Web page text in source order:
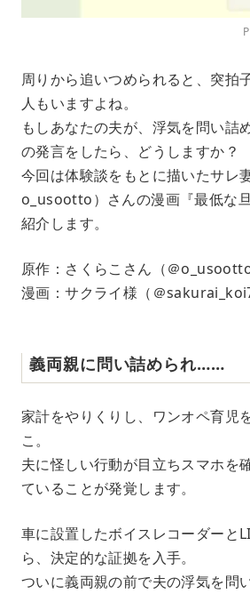
周りから追いつめられると、突拍
人もいますよね。
もしあなたの夫が、浮気を問い詰
の発言をしたら、どうしますか？
今回は体験談をもとに描いたサレ
o_usootto）さんの漫画『最低な
紹介します。
原作：さくらこさん（＠o_usootto
漫画：サクライ様（＠
義両親に問い詰められ……
家計をやりくりし、ワンオペ育児
こ。
夫に怪しい行動が目立ちスマホを
ていることが発覚します。
車に設置したボイスレコーダーと
ら、決定的な証拠を入手。
ついに義両親の前で夫の浮気を問